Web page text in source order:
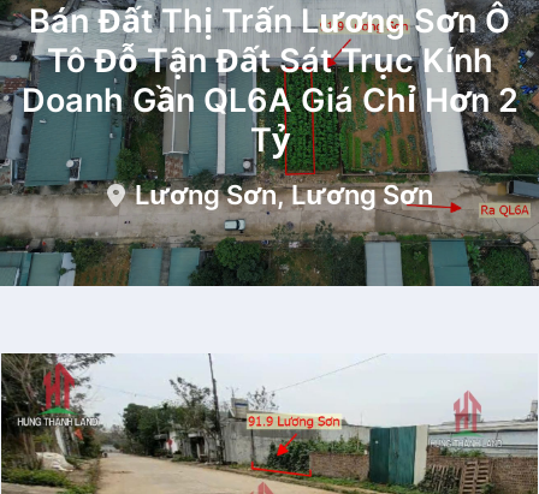
Bán Đất Thị Trấn Lương Sơn Ô
Tô Đỗ Tận Đất Sát Trục Kính
Doanh Gần QL6A Giá Chỉ Hơn 2
Tỷ
Lương Sơn, Lương Sơn